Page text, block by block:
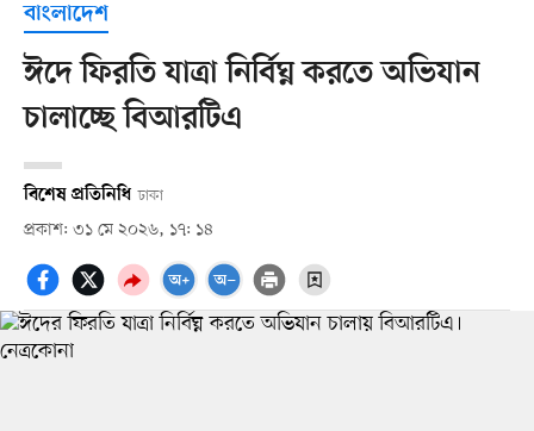
বাংলাদেশ
ঈদে ফিরতি যাত্রা নির্বিঘ্ন করতে অভিযান
চালাচ্ছে বিআরটিএ
বিশেষ প্রতিনিধি ঢাকা
প্রকাশ: ৩১ মে ২০২৬, ১৭: ১৪